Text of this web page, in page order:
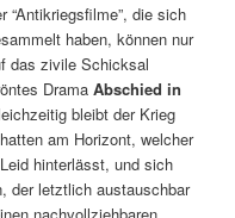
“Antikriegsfilme”, die sich
haben, können nur
das zivile Schicksal
DramaAbschied in
bleibt der Krieg
am Horizont, welcher
hinterlässt, und sich
der letztlich austauschbar